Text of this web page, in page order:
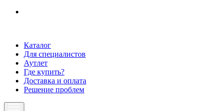
Каталог
Для специалистов
Аутлет
Где купить?
Доставка и оплата
Решение проблем